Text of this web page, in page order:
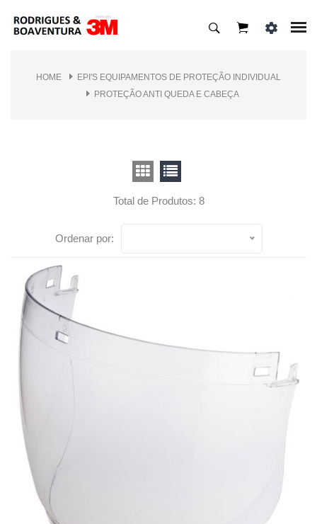
HOME
EPI'S EQUIPAMENTOS DE PROTEÇÃO INDIVIDUAL
PROTEÇÃO ANTI QUEDA E CABEÇA
Total de Produtos: 8
Ordenar por: